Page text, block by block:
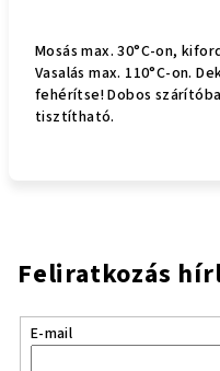
Mosás max. 30°C-on,
Vasalás max. 110°C-on.
fehérítse! Dobos
tisztítható.
Feliratkozás
E-mail